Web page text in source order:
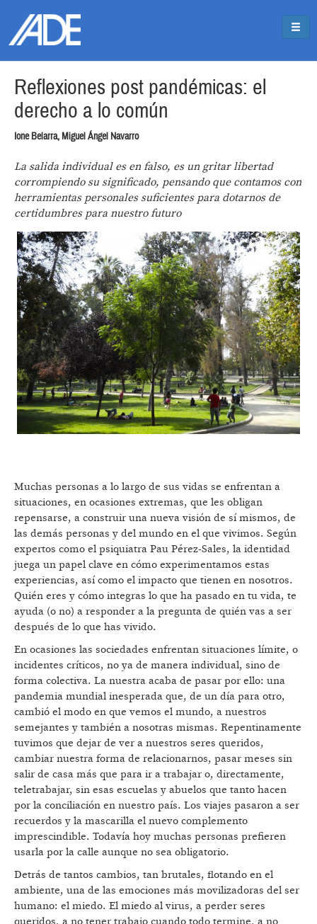
Reflexiones post pandémicas: el
derecho a lo común
Ione Belarra, Miguel Ángel Navarro
La salida individual es en falso, es un gritar libertad
corrompiendo su significado, pensando que contamos con
herramientas personales suficientes para dotarnos de
certidumbres para nuestro futuro
Muchas personas a lo largo de sus vidas se enfrentan a
situaciones, en ocasiones extremas, que les obligan
repensarse, a construir una nueva visión de sí mismos, de
las demás personas y del mundo en el que vivimos. Según
expertos como el psiquiatra Pau Pérez-Sales, la identidad
juega un papel clave en cómo experimentamos estas
experiencias, así como el impacto que tienen en nosotros.
Quién eres y cómo integras lo que ha pasado en tu vida, te
ayuda (o no) a responder a la pregunta de quién vas a ser
después de lo que has vivido.
En ocasiones las sociedades enfrentan situaciones límite, o
incidentes críticos, no ya de manera individual, sino de
forma colectiva. La nuestra acaba de pasar por ello: una
pandemia mundial inesperada que, de un día para otro,
cambió el modo en que vemos el mundo, a nuestros
semejantes y también a nosotras mismas. Repentinamente
tuvimos que dejar de ver a nuestros seres queridos,
cambiar nuestra forma de relacionarnos, pasar meses sin
salir de casa más que para ir a trabajar o, directamente,
teletrabajar, sin esas escuelas y abuelos que tanto hacen
por la conciliación en nuestro país. Los viajes pasaron a ser
recuerdos y la mascarilla el nuevo complemento
imprescindible. Todavía hoy muchas personas prefieren
usarla por la calle aunque no sea obligatorio.
Detrás de tantos cambios, tan brutales, flotando en el
ambiente, una de las emociones más movilizadoras del ser
humano: el miedo. El miedo al virus, a perder seres